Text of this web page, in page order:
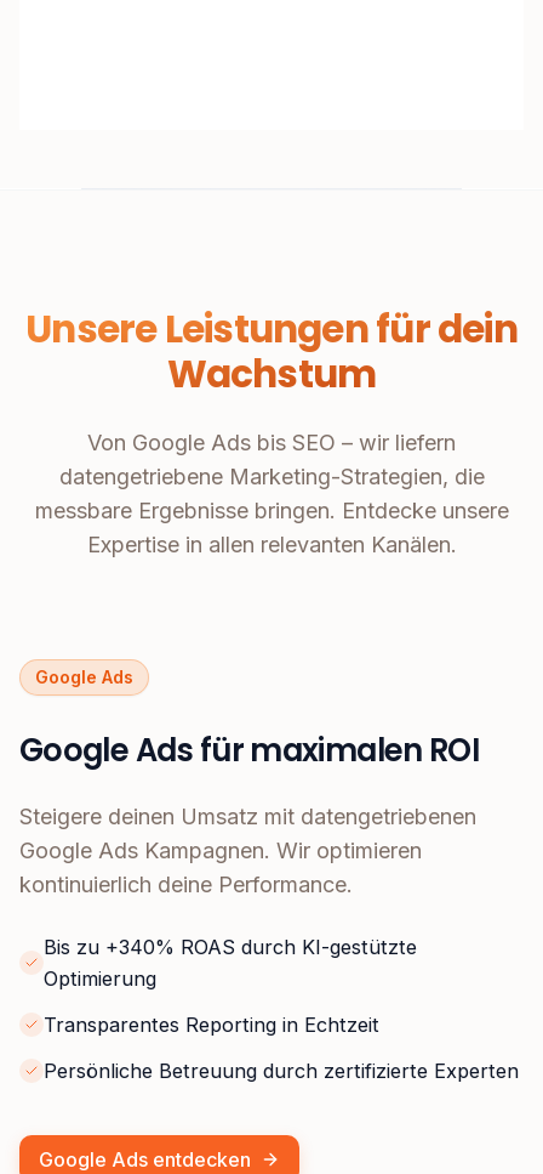
Unsere Leistungen für dein
Wachstum
Von Google Ads bis SEO – wir liefern
datengetriebene Marketing-Strategien, die
messbare Ergebnisse bringen. Entdecke unsere
Expertise in allen relevanten Kanälen.
Google Ads
Google Ads für maximalen ROI
Steigere deinen Umsatz mit datengetriebenen
Google Ads Kampagnen. Wir optimieren
kontinuierlich deine Performance.
Bis zu +340% ROAS durch KI-gestützte
Optimierung
Transparentes Reporting in Echtzeit
Persönliche Betreuung durch zertifizierte Experten
Google Ads entdecken